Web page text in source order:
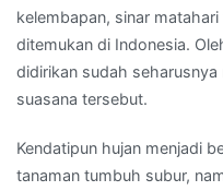
kelembapan, sinar
ditemukan di Indonesia.
didirikan sudah
suasana tersebut.
Kendatipun hujan menjadi
tanaman tumbuh subur,